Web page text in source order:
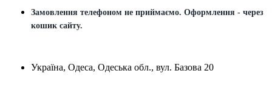
Замовлення телефоном не приймаємо. Оформлення - через
кошик сайту.
Україна, Одеса, Одеська обл., вул. Базова 20